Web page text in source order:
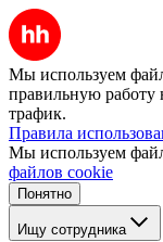
Мы используем
правильную работу
трафик.
Правила
Мы используем
файлов cookie
Понятно
Ищу сотрудника